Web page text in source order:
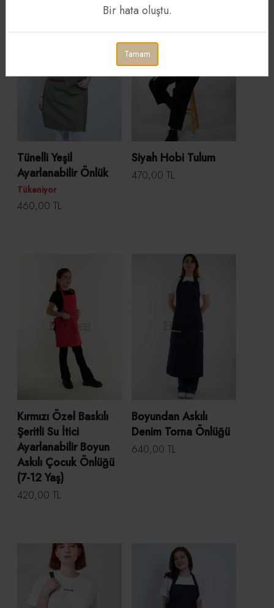
Tünelli Yeşil
Ayarlanabilir Önlük
Tükeniyor
460,00 TL
Siyah Hobi Tulum
470,00 TL
Kırmızı Özel Baskılı
Şeritli Su İtici
Ayarlanabilir Boyun
Askılı Çocuk Önlüğü
(7-12 Yaş)
420,00 TL
Boyundan Askılı
Denim Torna Önlüğü
640,00 TL
Bir hata oluştu.
Tamam